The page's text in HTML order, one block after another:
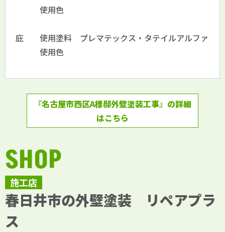
使用色
庇 使用塗料 プレマテックス・タテイルアルファ
使用色
『名古屋市西区A様邸外壁塗装工事』の詳細
はこちら
施工店
SHOP
春日井市の外壁塗装 リペアプラ
ス